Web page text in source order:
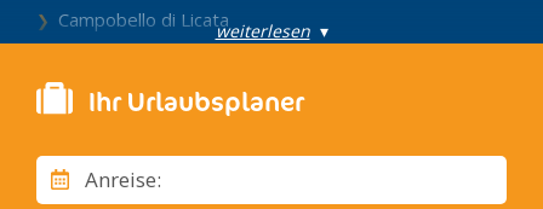
Campobello di Licata
Casteltermini
Castrofilippo
Cattolica Eraclea
Cianciana
weiterlesen▾
Ihr Urlaubsplaner
Anreise: